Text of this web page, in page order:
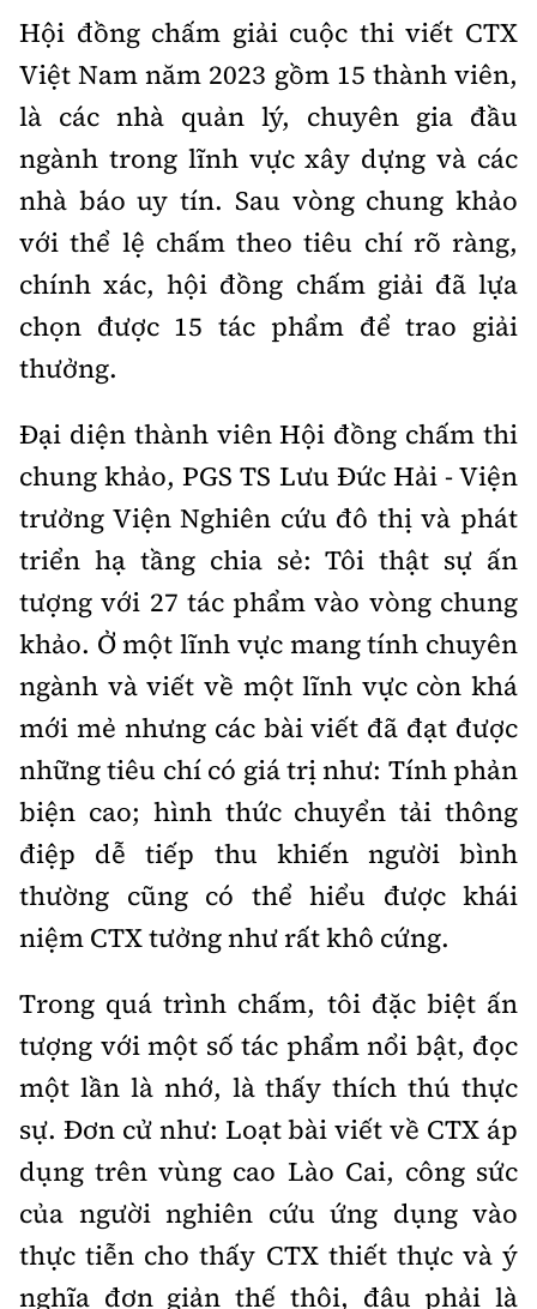
Hội đồng chấm giải cuộc thi viết CTX
Việt Nam năm 2023 gồm 15 thành viên,
là các nhà quản lý, chuyên gia đầu
ngành trong lĩnh vực xây dựng và các
nhà báo uy tín. Sau vòng chung khảo
với thể lệ chấm theo tiêu chí rõ ràng,
chính xác, hội đồng chấm giải đã lựa
chọn được 15 tác phẩm để trao giải
thưởng.
Đại diện thành viên Hội đồng chấm thi
chung khảo, PGS TS Lưu Đức Hải - Viện
trưởng Viện Nghiên cứu đô thị và phát
triển hạ tầng chia sẻ: Tôi thật sự ấn
tượng với 27 tác phẩm vào vòng chung
khảo. Ở một lĩnh vực mang tính chuyên
ngành và viết về một lĩnh vực còn khá
mới mẻ nhưng các bài viết đã đạt được
những tiêu chí có giá trị như: Tính phản
biện cao; hình thức chuyển tải thông
điệp dễ tiếp thu khiến người bình
thường cũng có thể hiểu được khái
niệm CTX tưởng như rất khô cứng.
Trong quá trình chấm, tôi đặc biệt ấn
tượng với một số tác phẩm nổi bật, đọc
một lần là nhớ, là thấy thích thú thực
sự. Đơn cử như: Loạt bài viết về CTX áp
dụng trên vùng cao Lào Cai, công sức
của người nghiên cứu ứng dụng vào
thực tiễn cho thấy CTX thiết thực và ý
nghĩa đơn giản thế thôi, đâu phải là